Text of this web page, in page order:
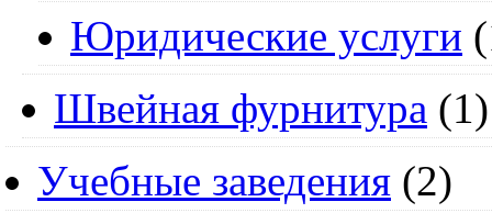
Юридические услуги
Швейная фурнитура (1)
Учебные заведения (2)